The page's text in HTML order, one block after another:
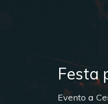
Festa
Evento a